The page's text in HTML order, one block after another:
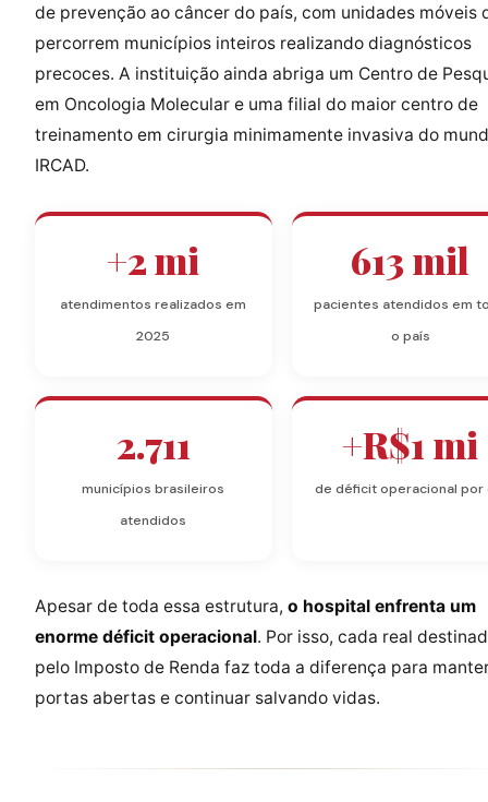
de prevenção ao câncer do país, com unidades móveis
percorrem municípios inteiros realizando diagnósticos
precoces. A instituição ainda abriga um Centro de
em Oncologia Molecular e uma filial do maior centro de
treinamento em cirurgia minimamente invasiva do
IRCAD.
+2 mi
atendimentos realizados em
2025
613 mil
pacientes atendidos em
o país
2.711
municípios brasileiros
atendidos
+R$1 mi
de déficit operacional por
Apesar de toda essa estrutura, o hospital enfrenta um
enorme déficit operacional. Por isso, cada real
pelo Imposto de Renda faz toda a diferença para
portas abertas e continuar salvando vidas.